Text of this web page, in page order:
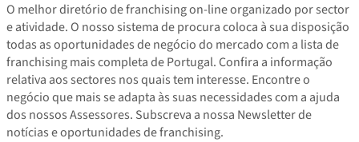
O melhor diretório de franchising on-line organizado por sector
e atividade. O nosso sistema de procura coloca à sua disposição
todas as oportunidades de negócio do mercado com a lista de
franchising mais completa de Portugal. Confira a informação
relativa aos sectores nos quais tem interesse. Encontre o
negócio que mais se adapta às suas necessidades com a ajuda
dos nossos Assessores. Subscreva a nossa Newsletter de
notícias e oportunidades de franchising.